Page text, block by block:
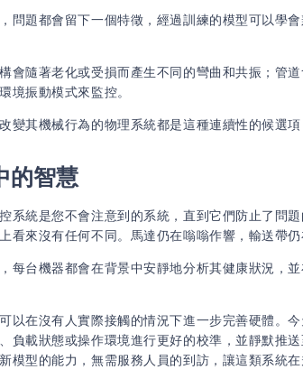
問題都會留下一個特徵，經過訓練的模型可以學
會隨著老化或受損而產生不同的彎曲和共振；管
境振動模式來監控。
變其機械行為的物理系統都是這種連續性的候選項
的智慧
系統是您不會注意到的系統，直到它們防止了問
看來沒有任何不同。馬達仍在嗡嗡作響，輸送帶
每台機器都會在背景中安靜地分析其健康狀況，
以在沒有人實際接觸的情況下進一步完善硬體。
負載狀態或操作環境進行更好的校準，並靜默推
模型的能力，無需服務人員的到訪，讓這類系統在